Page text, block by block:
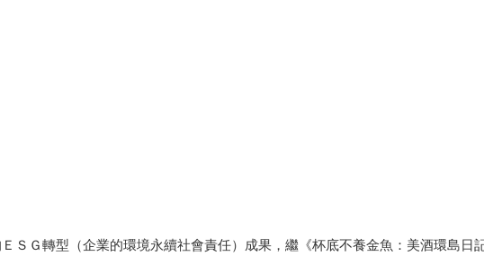
ＳＧ轉型（企業的環境永續社會責任）成果，繼《杯底不養金魚：美酒環島日